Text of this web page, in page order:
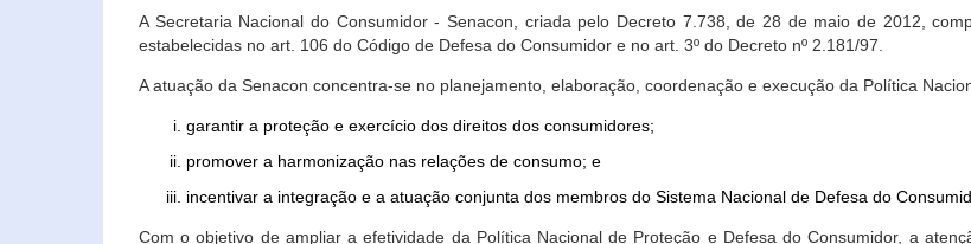
A Secretaria Nacional do Consumidor - Senacon, criada pelo Decreto 7.738, de 28 de maio de 2012,
estabelecidas no art. 106 do Código de Defesa do Consumidor e no art. 3º do Decreto nº 2.181/97.
A atuação da Senacon concentra-se no planejamento, elaboração, coordenação e execução da Política
garantir a proteção e exercício dos direitos dos consumidores;
promover a harmonização nas relações de consumo; e
incentivar a integração e a atuação conjunta dos membros do Sistema Nacional de Defesa do
Com o objetivo de ampliar a efetividade da Política Nacional de Proteção e Defesa do Consumidor, a